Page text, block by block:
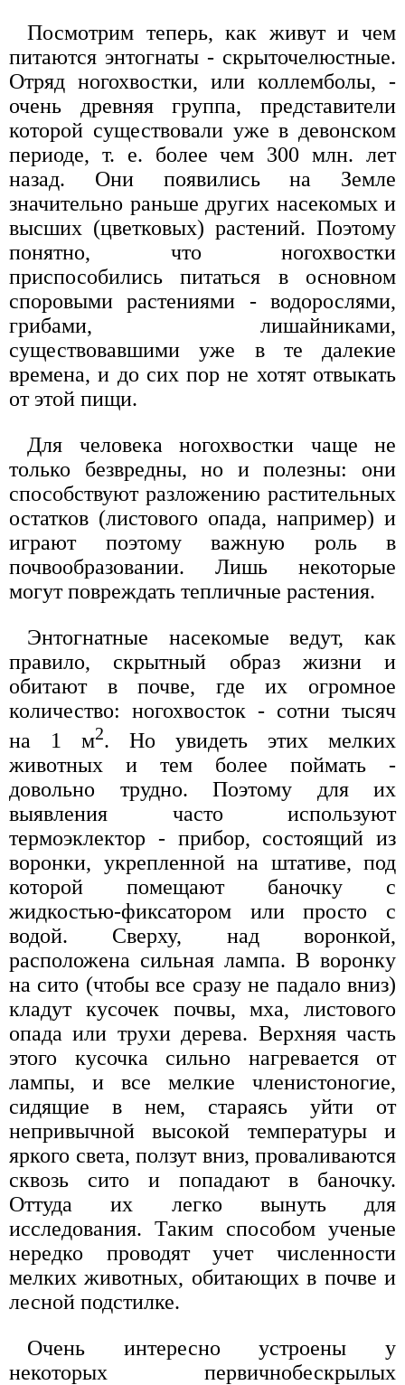
Посмотрим теперь, как живут и чем
питаются энтогнаты - скрыточелюстные.
Отряд ногохвостки, или коллемболы, -
очень древняя группа, представители
которой существовали уже в девонском
периоде, т. е. более чем 300 млн. лет
назад. Они появились на Земле
значительно раньше других насекомых и
высших (цветковых) растений. Поэтому
понятно, что ногохвостки
приспособились питаться в основном
споровыми растениями - водорослями,
грибами, лишайниками,
существовавшими уже в те далекие
времена, и до сих пор не хотят отвыкать
от этой пищи.
Для человека ногохвостки чаще не
только безвредны, но и полезны: они
способствуют разложению растительных
остатков (листового опада, например) и
играют поэтому важную роль в
почвообразовании. Лишь некоторые
могут повреждать тепличные растения.
Энтогнатные насекомые ведут, как
правило, скрытный образ жизни и
обитают в почве, где их огромное
количество: ногохвосток - сотни тысяч
на 1 м2. Но увидеть этих мелких
животных и тем более поймать -
довольно трудно. Поэтому для их
выявления часто используют
термоэклектор - прибор, состоящий из
воронки, укрепленной на штативе, под
которой помещают баночку с
жидкостью-фиксатором или просто с
водой. Сверху, над воронкой,
расположена сильная лампа. В воронку
на сито (чтобы все сразу не падало вниз)
кладут кусочек почвы, мха, листового
опада или трухи дерева. Верхняя часть
этого кусочка сильно нагревается от
лампы, и все мелкие членистоногие,
сидящие в нем, стараясь уйти от
непривычной высокой температуры и
яркого света, ползут вниз, проваливаются
сквозь сито и попадают в баночку.
Оттуда их легко вынуть для
исследования. Таким способом ученые
нередко проводят учет численности
мелких животных, обитающих в почве и
лесной подстилке.
Очень интересно устроены у
некоторых первичнобескрылых